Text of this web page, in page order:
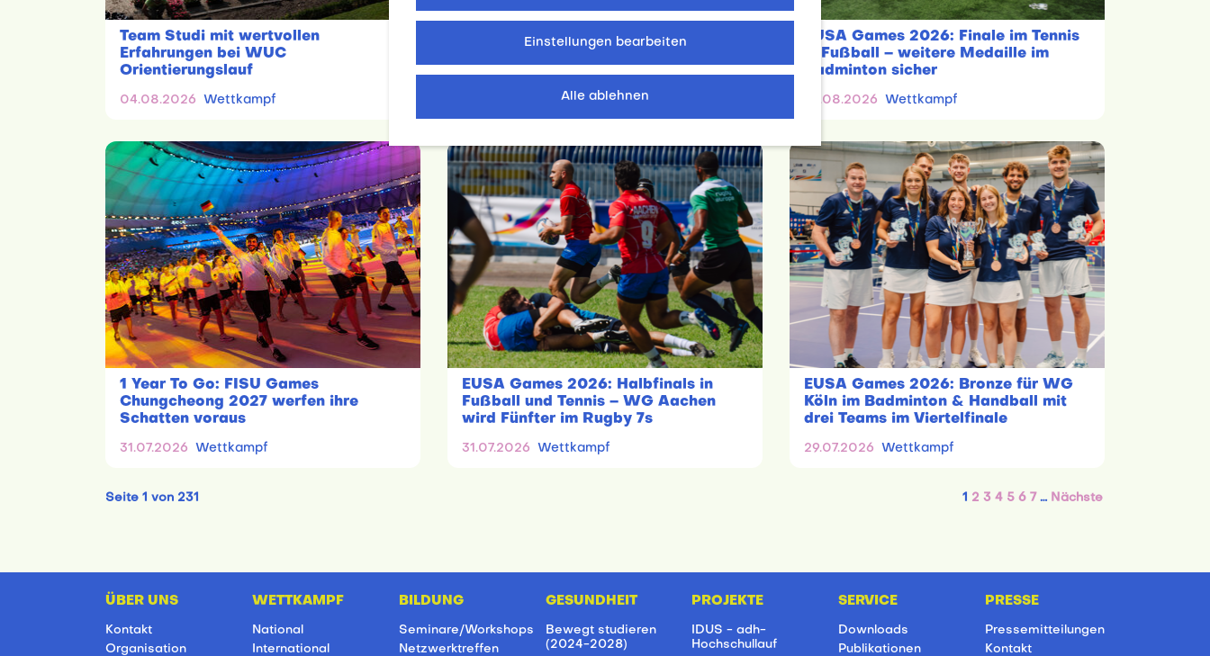
Team Studi mit wertvollen
Erfahrungen bei WUC
Orientierungslauf
04.08.2026 Wettkampf
EUSA Games 2026: WG Köln feiert
Tennis-Gold – weitere Medaillen im
Badminton und Fußball
Wettkampf
EUSA Games 2026: Finale im Tennis
& Fußball – weitere Medaille im
Badminton sicher
01.08.2026 Wettkampf
1 Year To Go: FISU Games
Chungcheong 2027 werfen ihre
Schatten voraus
31.07.2026 Wettkampf
EUSA Games 2026: Halbfinals in
Fußball und Tennis – WG Aachen
wird Fünfter im Rugby 7s
31.07.2026 Wettkampf
EUSA Games 2026: Bronze für WG
Köln im Badminton & Handball mit
drei Teams im Viertelfinale
29.07.2026 Wettkampf
Seite 1 von 231 1 2 3 4 5 6 7 … Nächste
ÜBER UNS
Kontakt
Organisation
WETTKAMPF
National
International
BILDUNG
Seminare/Workshops
Netzwerktreffen
GESUNDHEIT
Bewegt studieren
(2024-2028)
PROJEKTE
IDUS - adh-
Hochschullauf
SERVICE
Downloads
Publikationen
PRESSE
Pressemitteilungen
Kontakt
Einstellungen bearbeiten
Alle ablehnen